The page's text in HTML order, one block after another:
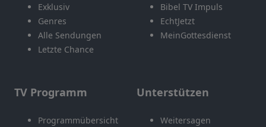
Exklusiv
Genres
Alle Sendungen
Letzte Chance
Bibel TV Impuls
EchtJetzt
MeinGottesdienst
TV Programm
Programmübersicht
Unterstützen
Weitersagen